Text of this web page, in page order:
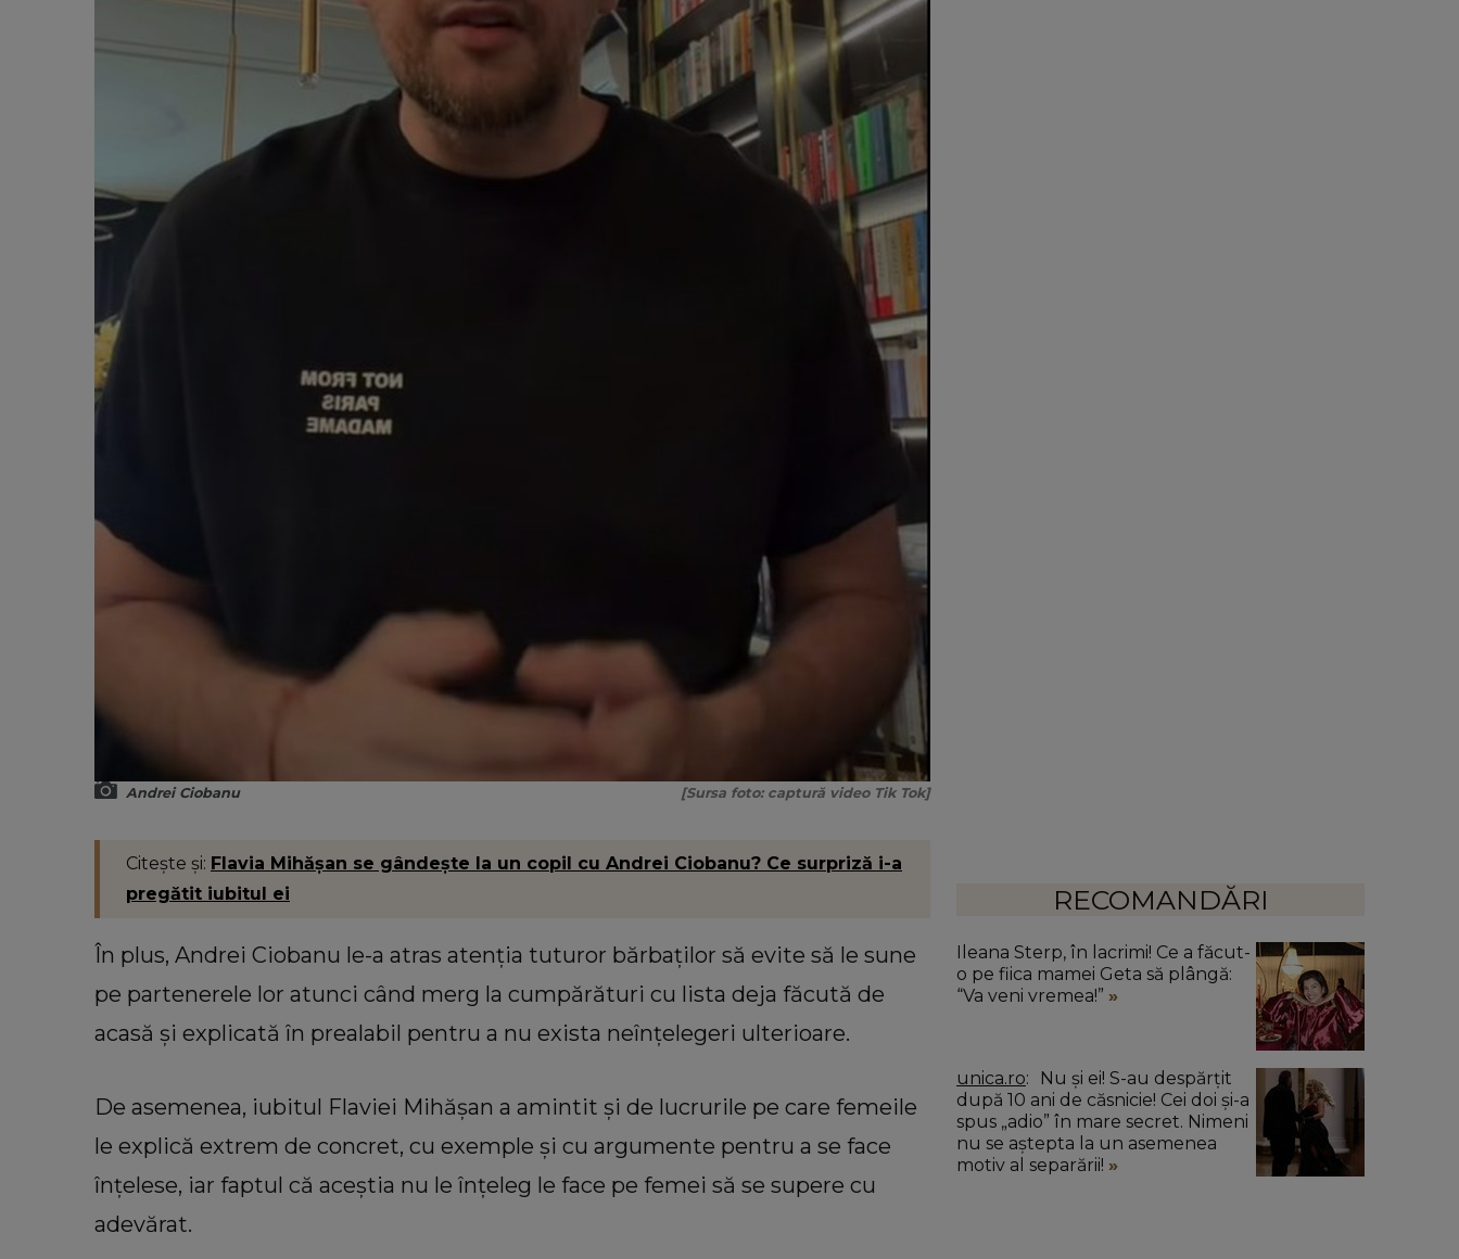
Andrei Ciobanu [Sursa foto: captură video Tik Tok]
Citește și: Flavia Mihășan se gândește la un copil cu Andrei Ciobanu? Ce surpriză i-a
pregătit iubitul ei
În plus, Andrei Ciobanu le-a atras atenția tuturor bărbaților să evite să le sune
pe partenerele lor atunci când merg la cumpărături cu lista deja făcută de
acasă și explicată în prealabil pentru a nu exista neînțelegeri ulterioare.
De asemenea, iubitul Flaviei Mihășan a amintit și de lucrurile pe care femeile
le explică extrem de concret, cu exemple și cu argumente pentru a se face
înțelese, iar faptul că aceștia nu le înțeleg le face pe femei să se supere cu
adevărat.
RECOMANDĂRI
Ileana Sterp, în lacrimi! Ce a făcut-
o pe fiica mamei Geta să plângă:
“Va veni vremea!”
unica.ro
după 10 ani de căsnicie! Cei doi și-a
spus „adio” în mare secret. Nimeni
nu se aștepta la un asemenea
motiv al separării!